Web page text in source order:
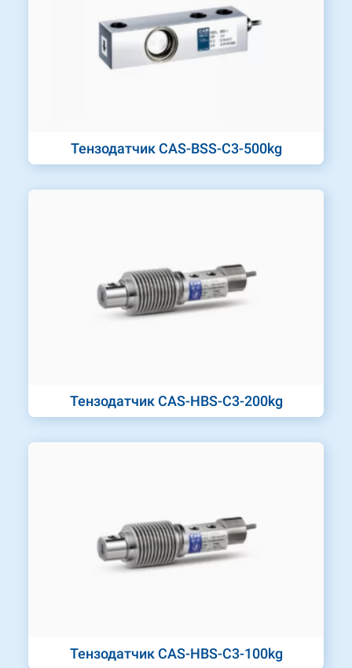
Тензодатчик CAS-BSS-C3-500kg
Тензодатчик CAS-HBS-C3-200kg
Тензодатчик CAS-HBS-C3-100kg